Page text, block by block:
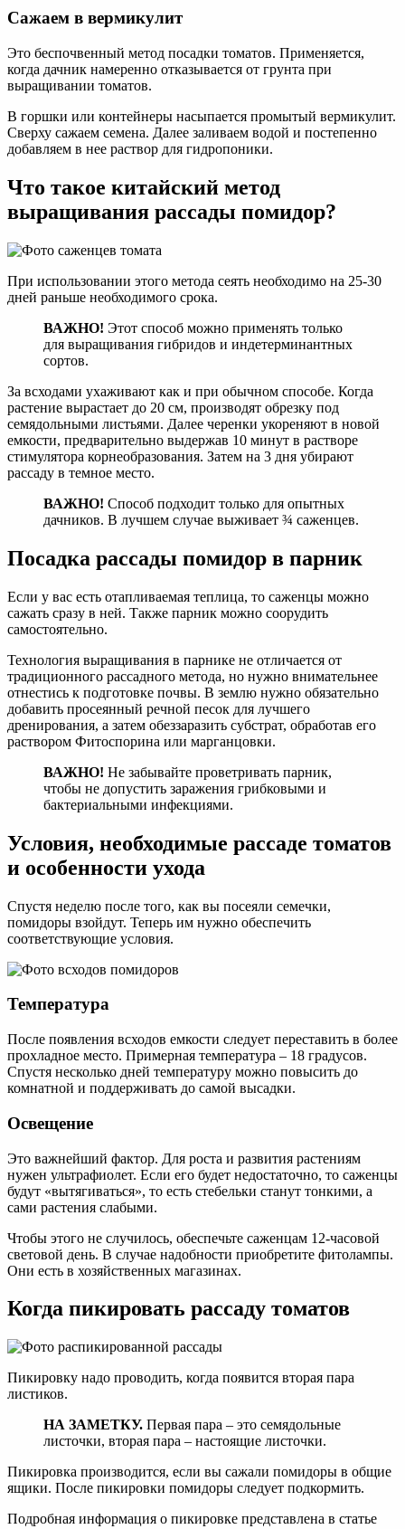
Сажаем в вермикулит
Это беспочвенный метод посадки томатов. Применяется,
когда дачник намеренно отказывается от грунта при
выращивании томатов.
В горшки или контейнеры насыпается промытый вермикулит.
Сверху сажаем семена. Далее заливаем водой и постепенно
добавляем в нее раствор для гидропоники.
Что такое китайский метод
выращивания рассады помидор?
При использовании этого метода сеять необходимо на 25-30
дней раньше необходимого срока.
ВАЖНО! Этот способ можно применять только
для выращивания гибридов и индетерминантных
сортов.
За всходами ухаживают как и при обычном способе. Когда
растение вырастает до 20 см, производят обрезку под
семядольными листьями. Далее черенки укореняют в новой
емкости, предварительно выдержав 10 минут в растворе
стимулятора корнеобразования. Затем на 3 дня убирают
рассаду в темное место.
ВАЖНО! Способ подходит только для опытных
дачников. В лучшем случае выживает ¾ саженцев.
Посадка рассады помидор в парник
Если у вас есть отапливаемая теплица, то саженцы можно
сажать сразу в ней. Также парник можно соорудить
самостоятельно.
Технология выращивания в парнике не отличается от
традиционного рассадного метода, но нужно внимательнее
отнестись к подготовке почвы. В землю нужно обязательно
добавить просеянный речной песок для лучшего
дренирования, а затем обеззаразить субстрат, обработав его
раствором Фитоспорина или марганцовки.
ВАЖНО! Не забывайте проветривать парник,
чтобы не допустить заражения грибковыми и
бактериальными инфекциями.
Условия, необходимые рассаде томатов
и особенности ухода
Спустя неделю после того, как вы посеяли семечки,
помидоры взойдут. Теперь им нужно обеспечить
соответствующие условия.
Температура
После появления всходов емкости следует переставить в более
прохладное место. Примерная температура – 18 градусов.
Спустя несколько дней температуру можно повысить до
комнатной и поддерживать до самой высадки.
Освещение
Это важнейший фактор. Для роста и развития растениям
нужен ультрафиолет. Если его будет недостаточно, то саженцы
будут «вытягиваться», то есть стебельки станут тонкими, а
сами растения слабыми.
Чтобы этого не случилось, обеспечьте саженцам 12-часовой
световой день. В случае надобности приобретите фитолампы.
Они есть в хозяйственных магазинах.
Когда пикировать рассаду томатов
Пикировку надо проводить, когда появится вторая пара
листиков.
НА ЗАМЕТКУ. Первая пара – это семядольные
листочки, вторая пара – настоящие листочки.
Пикировка производится, если вы сажали помидоры в общие
ящики. После пикировки помидоры следует подкормить.
Подробная информация о пикировке представлена в статье